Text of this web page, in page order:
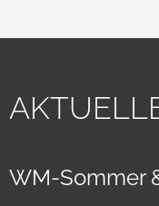
WM-Sommer